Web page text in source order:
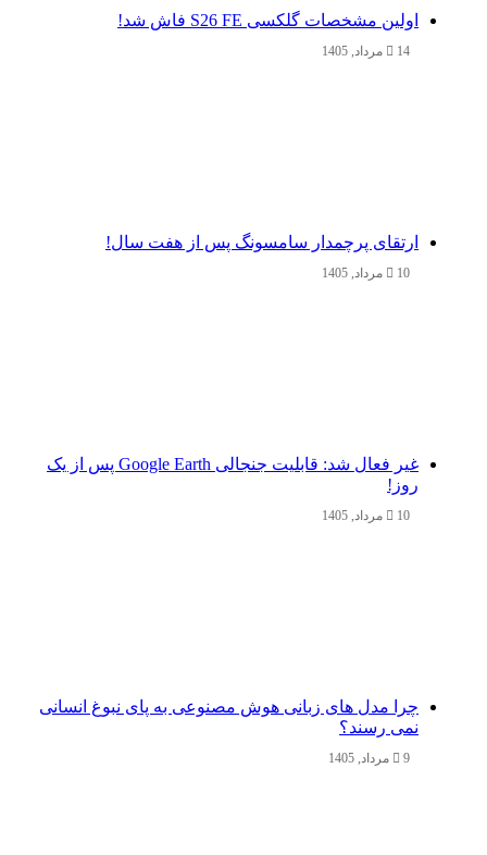
اولین مشخصات گلکسی S26 FE فاش شد!
14 مرداد, 1405
ارتقای پرچمدار سامسونگ پس از هفت سال!
10 مرداد, 1405
غیر فعال شد: قابلیت جنجالی Google Earth پس از یک
روز!
10 مرداد, 1405
چرا مدل‌ های زبانی هوش مصنوعی به پای نبوغ انسانی
نمی‌ رسند؟
9 مرداد, 1405